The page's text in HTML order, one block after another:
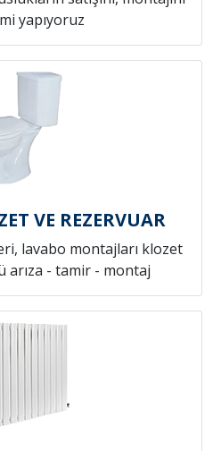
yapıyoruz
VE REZERVUAR
lavabo montajları klozet
arıza - tamir - montaj